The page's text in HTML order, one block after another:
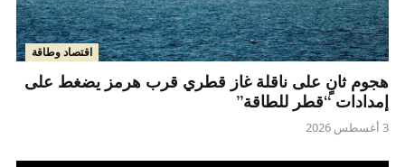
اقتصاد وطاقة
هجوم ثانٍ على ناقلة غاز قطري قرب هرمز يضغط على
إمدادات “قطر للطاقة”
3 أغسطس 2026